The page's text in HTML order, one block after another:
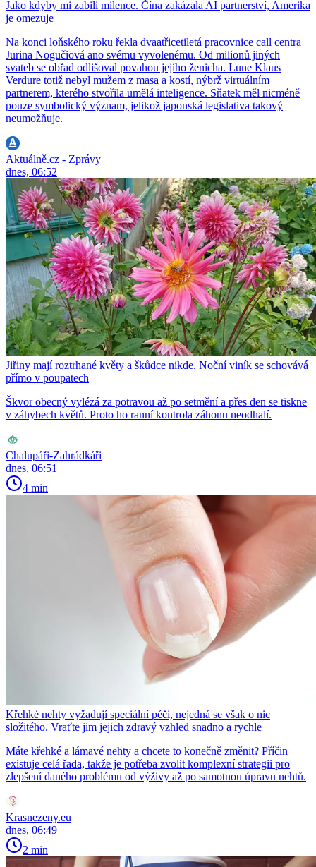
Jako kdyby mi zabili milence. Čína zakázala AI partnerství, Amerika
je omezuje
Na konci loňského roku řekla dvaatřicetiletá pracovnice call centra
Jurina Nogučiová ano svému vyvolenému. Od milionů jiných
svateb se obřad odlišoval povahou jejího ženicha. Lune Klaus
Verdure totiž nebyl mužem z masa a kostí, nýbrž virtuálním
partnerem, kterého stvořila umělá inteligence. Sňatek měl nicméně
pouze symbolický význam, jelikož japonská legislativa takový
neumožňuje.
Aktuálně.cz - Zprávy
dnes, 06:52
Jiřiny mají roztrhané květy a škůdce nikde. Noční viník se schovává
přímo v poupatech
Škvor obecný vylézá za potravou až po setmění a přes den se tiskne
v záhybech květů. Proto ho ranní kontrola záhonu neodhalí.
Chalupáři-Zahrádkáři
dnes, 06:51
4 min
Křehké nehty vyžadují speciální péči, nejedná se však o nic
složitého. Vraťte jim jejich zdravý vzhled snadno a rychle
Máte křehké a lámavé nehty a chcete to konečně změnit? Příčin
existuje celá řada, takže je potřeba zvolit komplexní strategii pro
zlepšení daného problému od výživy až po samotnou úpravu nehtů.
Krasnezeny.eu
dnes, 06:49
2 min